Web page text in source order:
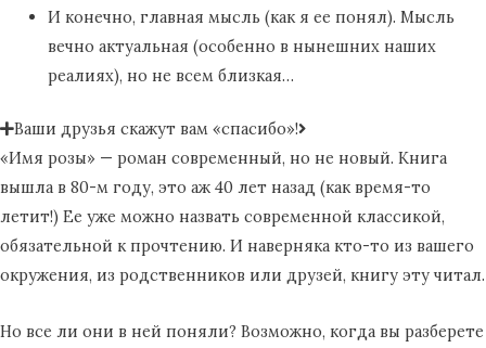
И конечно, главная мысль (как я ее понял). Мысль
вечно актуальная (особенно в нынешних наших
реалиях), но не всем близкая…
Ваши друзья скажут вам «спасибо»!
«Имя розы» — роман современный, но не новый. Книга
вышла в 80-м году, это аж 40 лет назад (как время-то
летит!) Ее уже можно назвать современной классикой,
обязательной к прочтению. И наверняка кто-то из вашего
окружения, из родственников или друзей, книгу эту читал.
Но все ли они в ней поняли? Возможно, когда вы разберете